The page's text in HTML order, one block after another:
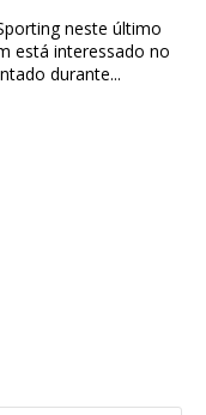
neste último
está interessado no
apontado durante...